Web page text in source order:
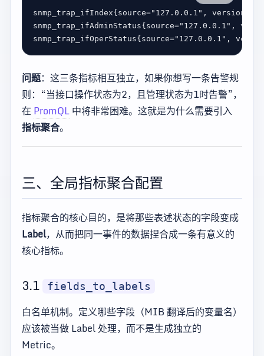
问题：这三条指标相互独立，如果你想写一条告警规
则：“当接口操作状态为2，且管理状态为1时告警”，
在 PromQL中将非常困难。这就是为什么需要引入
指标聚合。
三、全局指标聚合配置
指标聚合的核心目的，是将那些表述状态的字段变成
Label，从而把同一事件的数据捏合成一条有意义的
核心指标。
3.1 fields_to_labels
白名单机制。定义哪些字段（MIB 翻译后的变量名）
应该被当做 Label 处理，而不是生成独立的
Metric。